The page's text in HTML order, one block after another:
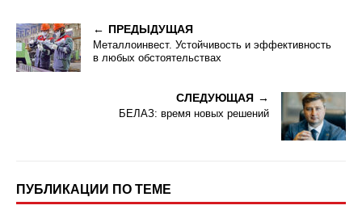
ПРЕДЫДУЩАЯ
Металлоинвест. Устойчивость и эффективность
в любых обстоятельствах
СЛЕДУЮЩАЯ
БЕЛАЗ: время новых решений
ПУБЛИКАЦИИ ПО ТЕМЕ